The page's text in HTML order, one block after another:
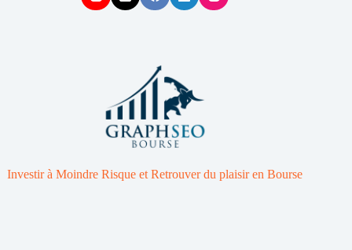
Investir à Moindre Risque et Retrouver du plaisir en Bourse